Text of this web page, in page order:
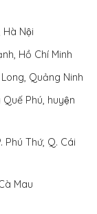
Hà Nội
Hồ Chí Minh
Quảng Ninh
Phú, huyện
Phú Thứ, Q. Cái
Mau